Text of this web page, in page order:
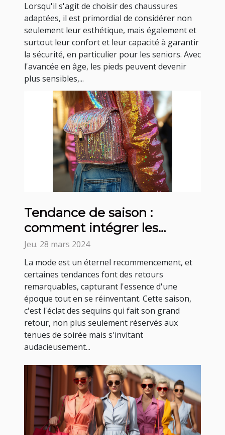
Lorsqu'il s'agit de choisir des chaussures
adaptées, il est primordial de considérer non
seulement leur esthétique, mais également et
surtout leur confort et leur capacité à garantir
la sécurité, en particulier pour les seniors. Avec
l'avancée en âge, les pieds peuvent devenir
plus sensibles,...
Tendance de saison :
comment intégrer les
sequins dans votre garde-
robe quotidienne
Jeu. 28 mars 2024
La mode est un éternel recommencement, et
certaines tendances font des retours
remarquables, capturant l'essence d'une
époque tout en se réinventant. Cette saison,
c'est l'éclat des sequins qui fait son grand
retour, non plus seulement réservés aux
tenues de soirée mais s'invitant
audacieusement...